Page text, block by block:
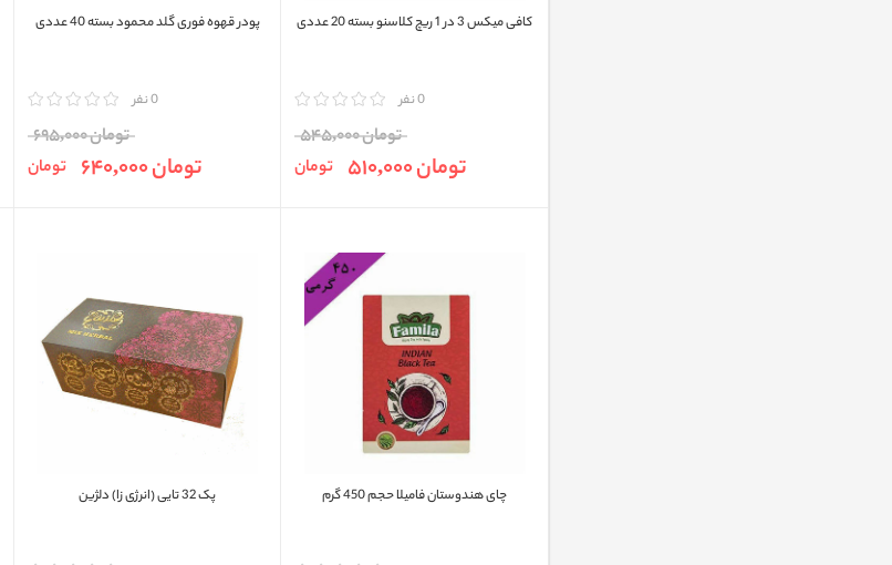
کافی میکس 3 در 1 ریچ کلاسنو بسته 20 عددی
0 نفر
تومان 545,000
تومان 510,000 تومان
پودر قهوه فوری گلد محمود بسته 40 عددی
0 نفر
تومان 695,000
تومان 640,000 تومان
چای هندوستان فامیلا حجم 450 گرم پک 32 تایی (انرژی زا) دلژین